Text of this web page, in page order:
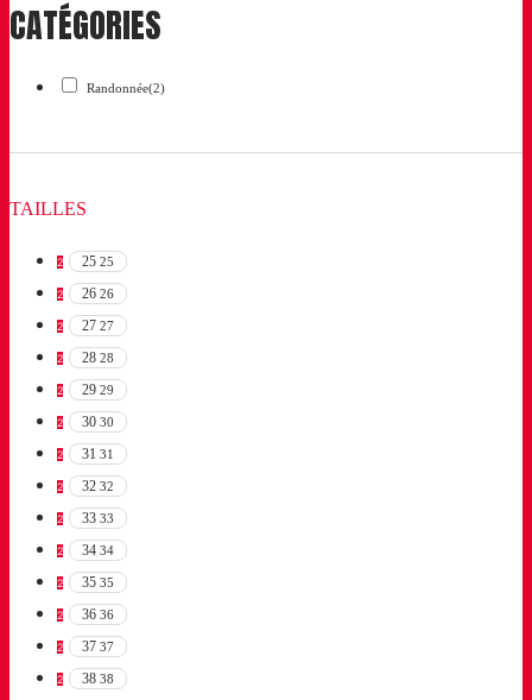
CATÉGORIES
Randonnée(2)
TAILLES
2 25 25
2 26 26
2 27 27
2 28 28
2 29 29
2 30 30
2 31 31
2 32 32
2 33 33
2 34 34
2 35 35
2 36 36
2 37 37
2 38 38